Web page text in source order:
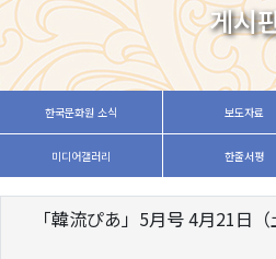
게시
한국문화원 소식 보도자료
미디어갤러리 한줄서평
「韓流ぴあ」5月号 4月21日（